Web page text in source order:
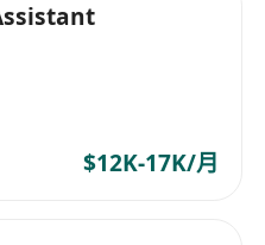
$12K-17K/月